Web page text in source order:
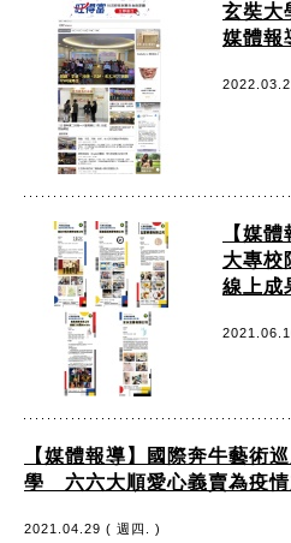
玄奘大
媒體報
【媒
大專校
線上成
【媒體報導】國際奔牛藝術
學 六六大順愛心義賣為疫情
2021.04.29 ( 週四. )